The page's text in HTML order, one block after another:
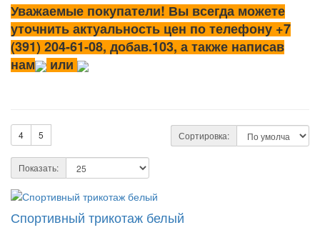
Уважаемые покупатели! Вы всегда можете
уточнить актуальность цен по телефону +7
(391) 204-61-08, добав.103, а также написав
нам
или
4 5 Сортировка:
Показать:
Спортивный трикотаж белый